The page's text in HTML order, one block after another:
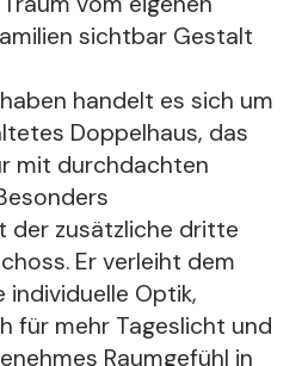
sichtbar Gestalt
handelt es sich um
Doppelhaus, das
mit durchdachten
der zusätzliche dritte
Er verleiht dem
individuelle Optik,
für mehr Tageslicht und
Raumgefühl in